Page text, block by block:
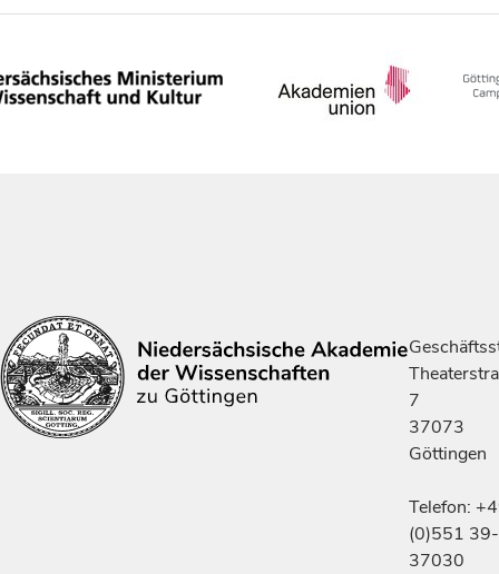
7
37073
Göttingen
Telefon:
(0)551 39-
37030